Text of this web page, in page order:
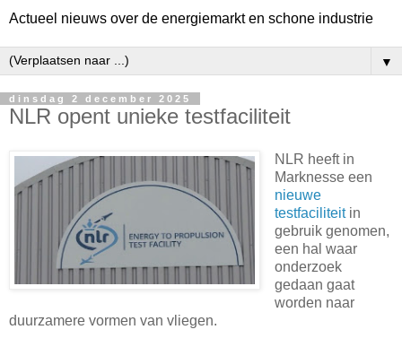
Actueel nieuws over de energiemarkt en schone industrie
▼
dinsdag 2 december 2025
NLR opent unieke testfaciliteit
NLR heeft in
Marknesse een
nieuwe
testfaciliteitin
gebruik genomen,
een hal waar
onderzoek
gedaan gaat
worden naar
duurzamere vormen van vliegen.